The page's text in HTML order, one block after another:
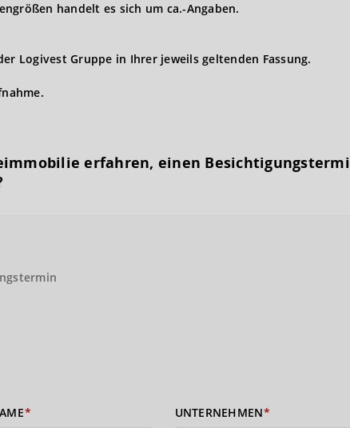
handelt es sich um ca.-Angaben.
Logivest Gruppe in Ihrer jeweils geltenden Fassung.
erfahren, einen
UNTERNEHMEN